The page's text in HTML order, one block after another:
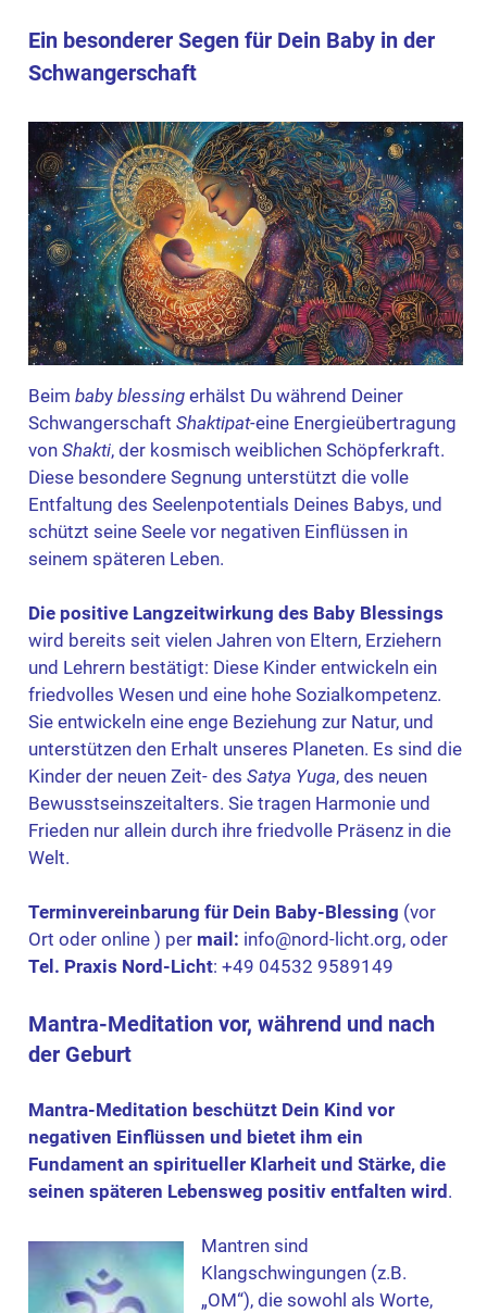
Ein besonderer Segen für Dein Baby in der
Schwangerschaft
Beimbabyblessing erhälst Du während Deiner
Schwangerschaft Shaktipat-eine Energieübertragung
vonShakti, der kosmisch weiblichen Schöpferkraft.
Diese besondere Segnung unterstützt die volle
Entfaltung des Seelenpotentials Deines Babys, und
schützt seine Seele vor negativen Einflüssen in
seinem späteren Leben.
Die positive Langzeitwirkung des Baby Blessings
wird bereits seit vielen Jahren von Eltern, Erziehern
und Lehrern bestätigt: Diese Kinder entwickeln ein
friedvolles Wesen und eine hohe Sozialkompetenz.
Sie entwickeln eine enge Beziehung zur Natur, und
unterstützen den Erhalt unseres Planeten. Es sind die
Kinder der neuen Zeit- desSatya Yuga, des neuen
Bewusstseinszeitalters. Sie tragen Harmonie und
Frieden nur allein durch ihre friedvolle Präsenz in die
Welt.
Terminvereinbarung für Dein Baby-Blessing (vor
Ort oder online ) per mail: info@nord-licht.org, oder
Tel. Praxis Nord-Licht: +49 04532 9589149
Mantra-Meditation vor, während und nach
der Geburt
Mantra-Meditation beschützt Dein Kind vor
negativen Einflüssen und bietet ihm ein
Fundament an spiritueller Klarheit und Stärke, die
seinen späteren Lebensweg positiv entfalten wird.
Mantren sind
Klangschwingungen (z.B.
„OM“), die sowohl als Worte,